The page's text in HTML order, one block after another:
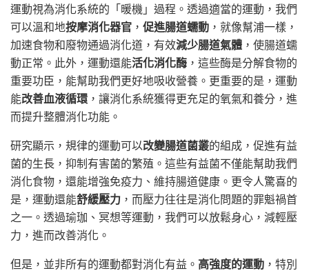
運動視為消化系統的「暖機」過程。透過適當的運動，我們
可以溫和地按摩消化器官 ， 促進腸道蠕動 ，就像幫浦一樣，
加速食物和廢物通過消化道，有效減少腸道氣體 ，使腸道蠕
動正常。此外，運動還能活化消化酶 ，這些酶是分解食物的
重要功臣，能幫助我們更好地吸收營養。更重要的是，運動
能改善血液循環 ，讓消化系統獲得更充足的氧氣和養分，進
而提升整體消化功能。
研究顯示，規律的運動可以改變腸道菌叢的組成，促進有益
菌的生長，抑制有害菌的繁殖。這些有益菌不僅能幫助我們
消化食物，還能增強免疫力、維持腸道健康。更令人驚喜的
是，運動還能舒緩壓力 ，而壓力往往是消化問題的罪魁禍首
之一。透過瑜珈、冥想等運動，我們可以放鬆身心，減輕壓
力，進而改善消化。
但是，並非所有的運動都對消化有益。 高強度的運動 ，特別